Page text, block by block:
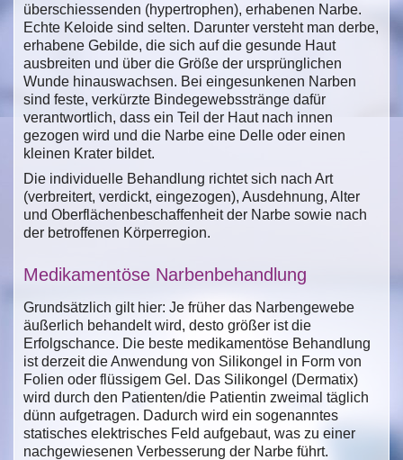
überschiessenden (hypertrophen), erhabenen Narbe.
Echte Keloide sind selten. Darunter versteht man derbe,
erhabene Gebilde, die sich auf die gesunde Haut
ausbreiten und über die Größe der ursprünglichen
Wunde hinauswachsen. Bei eingesunkenen Narben
sind feste, verkürzte Bindegewebsstränge dafür
verantwortlich, dass ein Teil der Haut nach innen
gezogen wird und die Narbe eine Delle oder einen
kleinen Krater bildet.
Die individuelle Behandlung richtet sich nach Art
(verbreitert, verdickt, eingezogen), Ausdehnung, Alter
und Oberflächenbeschaffenheit der Narbe sowie nach
der betroffenen Körperregion.
Medikamentöse Narbenbehandlung
Grundsätzlich gilt hier: Je früher das Narbengewebe
äußerlich behandelt wird, desto größer ist die
Erfolgschance. Die beste medikamentöse Behandlung
ist derzeit die Anwendung von Silikongel in Form von
Folien oder flüssigem Gel. Das Silikongel (Dermatix)
wird durch den Patienten/die Patientin zweimal täglich
dünn aufgetragen. Dadurch wird ein sogenanntes
statisches elektrisches Feld aufgebaut, was zu einer
nachgewiesenen Verbesserung der Narbe führt.